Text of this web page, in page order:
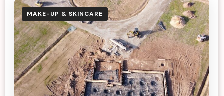
MAKE-UP & SKINCARE